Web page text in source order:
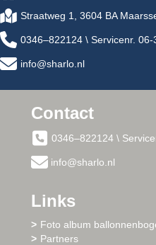
Straatweg 1, 3604 BA
0346–822124 \ Servicenr. 06-
info@sharlo.nl
Contact
0346–822124 \
info@sharlo.nl
Links
Foto album
Partners